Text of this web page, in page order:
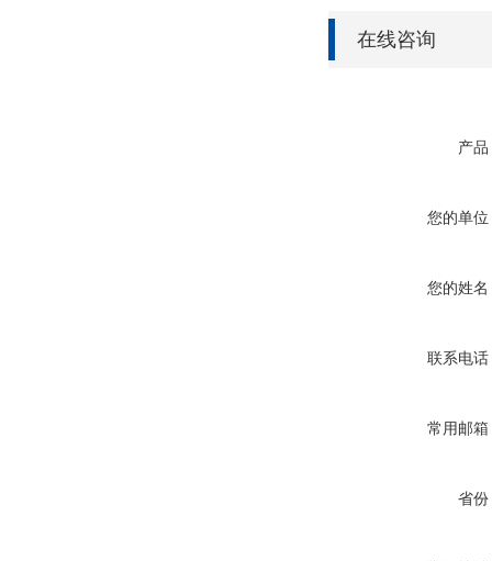
在线咨询
产品
您的单位
您的姓名
联系电话
常用邮箱
省份